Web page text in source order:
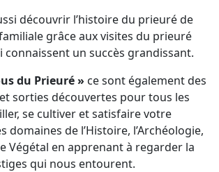
découvrir l’histoire du prieuré de
grâce aux visites du prieuré
connaissent un succès grandissant.
du Prieuré » ce sont également des
sorties découvertes pour tous les
se cultiver et satisfaire votre
domaines de l’Histoire, l’Archéologie,
Végétal en apprenant à regarder la
qui nous entourent.